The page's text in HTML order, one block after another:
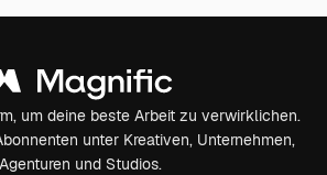
um deine beste Arbeit zu verwirklichen.
unter Kreativen, Unternehmen,
Agenturen und Studios.